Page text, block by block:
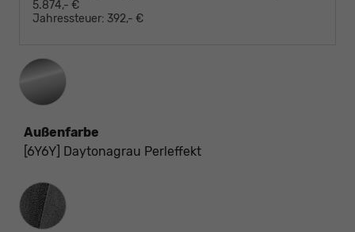
5.874,- €
Jahressteuer: 392,- €
Außenfarbe
[6Y6Y] Daytonagrau Perleffekt
Innenausstattung